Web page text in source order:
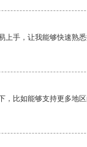
上手，让我能够快速熟
，比如能够支持更多地